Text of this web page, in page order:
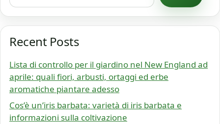
Recent Posts
Lista di controllo per il giardino nel New England ad
aprile: quali fiori, arbusti, ortaggi ed erbe
aromatiche piantare adesso
Cos’è un’iris barbata: varietà di iris barbata e
informazioni sulla coltivazione